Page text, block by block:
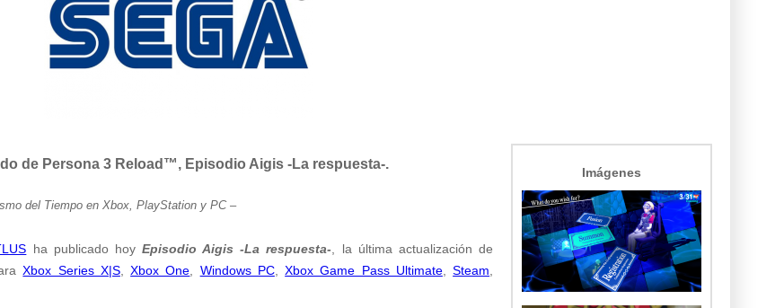
de Persona 3 Reload™, Episodio Aigis -La respuesta-.
del Tiempo en Xbox, PlayStation y PC –
ha publicado hoy Episodio Aigis -La respuesta- , la última actualización de
Xbox Series X|S,Xbox One Windows PC,Xbox Game Pass Ultimate,Steam
Imágenes